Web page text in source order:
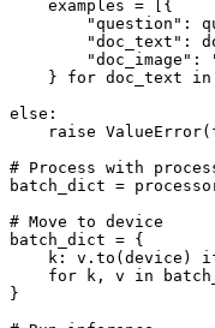
    examples = [{
"question":
"doc_text":
"doc_image":
} for doc_text in
else:
raise
# Process with
batch_dict =
# Move to device
batch_dict = {
k: v.to(device)
for k, v in
}